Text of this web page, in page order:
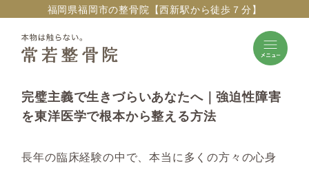
福岡県福岡市の整骨院【西新駅から徒歩７分】
完璧主義で生きづらいあなたへ｜強迫性障害
を東洋医学で根本から整える方法
長年の臨床経験の中で、本当に多くの方々の心身